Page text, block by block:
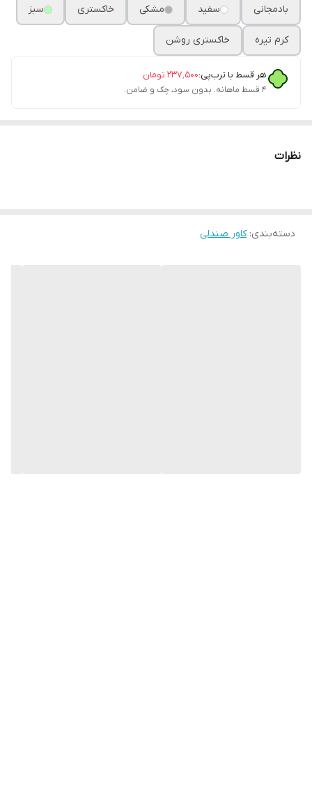
بادمجانی سفید مشکی خاکستری سبز
کرم تیره خاکستری روشن
هر قسط با ترب‌پی:۲۳۷٬۵۰۰ تومان
۴ قسط ماهانه. بدون سود، چک و ضامن.
نظرات
دسته‌بندی:کاور صندلی